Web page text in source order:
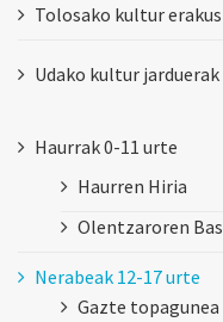
Tolosako kultur
Udako kultur jarduerak
Haurrak 0-11 urte
Haurren Hiria
Olentzaroren
Nerabeak 12-17 urte
Gazte topagunea